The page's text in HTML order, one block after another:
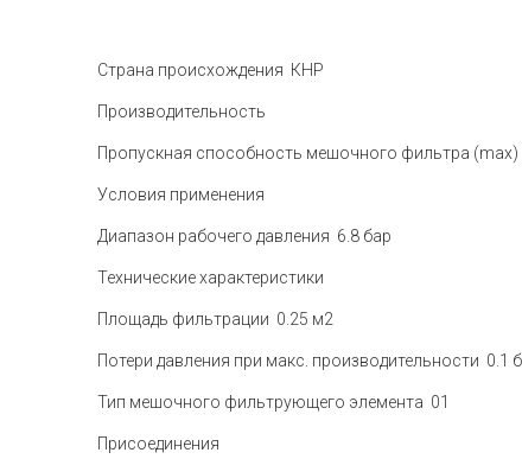
Страна происхождения КНР
Производительность
Пропускная способность мешочного фильтра
Условия применения
Диапазон рабочего давления 6.8 бар
Технические характеристики
Площадь фильтрации 0.25 м2
Потери давления при макс. производительности 0.1
Тип мешочного фильтрующего элемента 01
Присоединения